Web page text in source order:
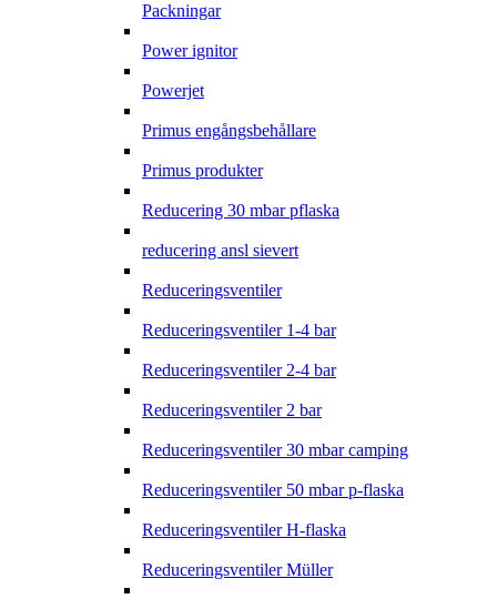
Packningar
Power ignitor
Powerjet
Primus engångsbehållare
Primus produkter
Reducering 30 mbar pflaska
reducering ansl sievert
Reduceringsventiler
Reduceringsventiler 1-4 bar
Reduceringsventiler 2-4 bar
Reduceringsventiler 2 bar
Reduceringsventiler 30 mbar camping
Reduceringsventiler 50 mbar p-flaska
Reduceringsventiler H-flaska
Reduceringsventiler Müller